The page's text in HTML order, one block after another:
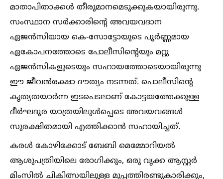
മാതാപിതാക്കള്‍ തീരുമാനമെടുക്കുകയായിരുന്നു.
സംസ്ഥാന സർക്കാരിന്റെ അവയവദാന
ഏജൻസിയായ കെ-സോട്ടോയുടെ പൂർണ്ണമായ
ഏകോപനത്തോടെ പോലീസിൻ്റെയും മറ്റു
ഏജൻസികളുടെയും സഹായത്തോടെയായിരുന്നു
ഈ ജീവൻരക്ഷാ ദൗത്യം നടന്നത്. പൊലീസിന്റെ
കൃത്യതയാർന്ന ഇടപെടലാണ് കോട്ടയത്തേക്കുള്ള
ദീർഘദൂര യാത്രയിലുള്‍പ്പെടെ അവയവങ്ങള്‍
സുരക്ഷിതമായി എത്തിക്കാൻ സഹായിച്ചത്.
കരള്‍ കോഴിക്കോട് ബേബി മെമ്മോറിയല്‍
ആശുപത്രിയിലെ രോഗിക്കും, ഒരു വൃക്ക ആസ്റ്റർ
മിംസില്‍ ചികിത്സയിലുള്ള മുപ്പത്തിരണ്ടുകാരിക്കും,